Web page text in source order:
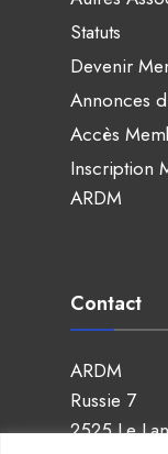
Statuts
Devenir
Annonces
Accès
Inscription
ARDM
Contact
ARDM
Russie 7
2525 Le